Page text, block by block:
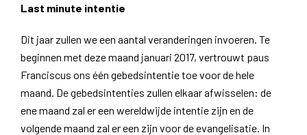
Last minute intentie
Dit jaar zullen we een aantal veranderingen invoeren. Te
beginnen met deze maand januari 2017, vertrouwt paus
Franciscus ons één gebedsintentie toe voor de hele
maand. De gebedsintenties zullen elkaar afwisselen: de
ene maand zal er een wereldwijde intentie zijn en de
volgende maand zal er een zijn voor de evangelisatie. In